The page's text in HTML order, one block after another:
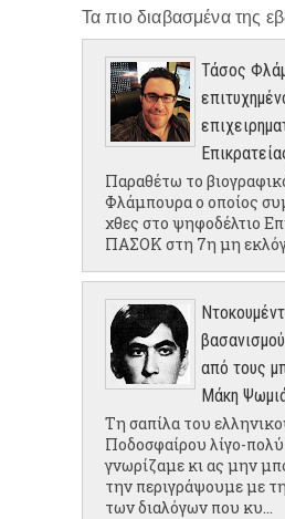
Τα πιο διαβασμένα της
Τάσος
Παραθέτω το
Φλάμπουρα ο οποίος
χθες στο ψηφοδέλτιο
ΠΑΣΟΚ στη 7η μη
από τους
Μάκη
Τη σαπίλα του
Ποδοσφαίρου λίγο-
γνωρίζαμε κι ας μην
την περιγράψουμε με
των διαλόγων που κυ...